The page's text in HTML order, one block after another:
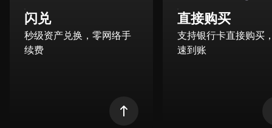
闪兑
秒级资产兑换，零网络手
续费
直接购买
支持银行卡直接购买
速到账